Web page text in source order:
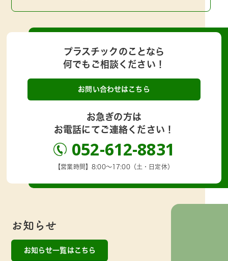
プラスチックのことなら
何でもご相談ください！
お問い合わせはこちら
お急ぎの方は
お電話にてご連絡ください！
052-612-8831
【営業時間】8:00～17:00（土・日定休）
お知らせ
お知らせ一覧はこちら